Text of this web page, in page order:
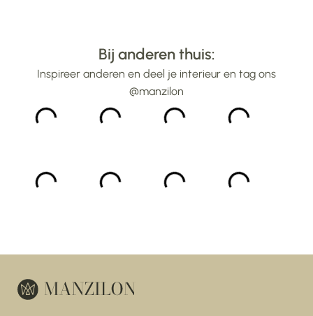
Bij anderen thuis:
Inspireer anderen en deel je interieur en tag ons
@manzilon